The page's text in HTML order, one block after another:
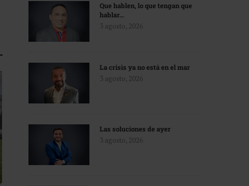
Que hablen, lo que tengan que
hablar…
3 agosto, 2026
La crisis ya no está en el mar
3 agosto, 2026
Las soluciones de ayer
3 agosto, 2026